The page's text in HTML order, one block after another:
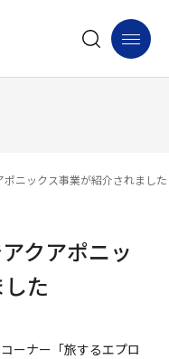
ニックス事業が紹介されました
クアポニッ
た
ーナー「旅するエプロ